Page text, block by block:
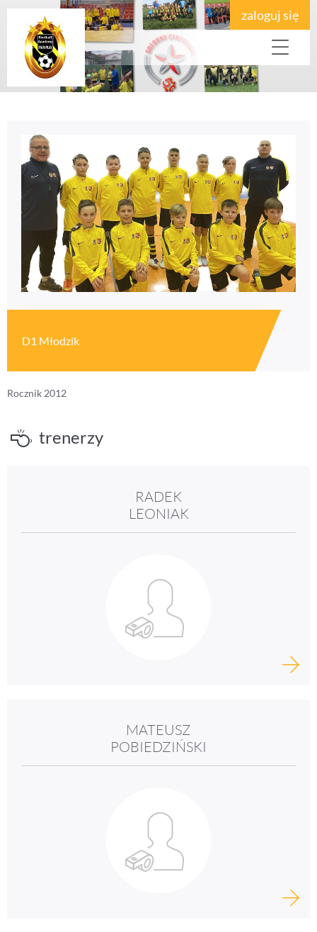
zaloguj się
D1 Młodzik
Rocznik 2012
trenerzy
RADEK
LEONIAK
MATEUSZ
POBIEDZIŃSKI